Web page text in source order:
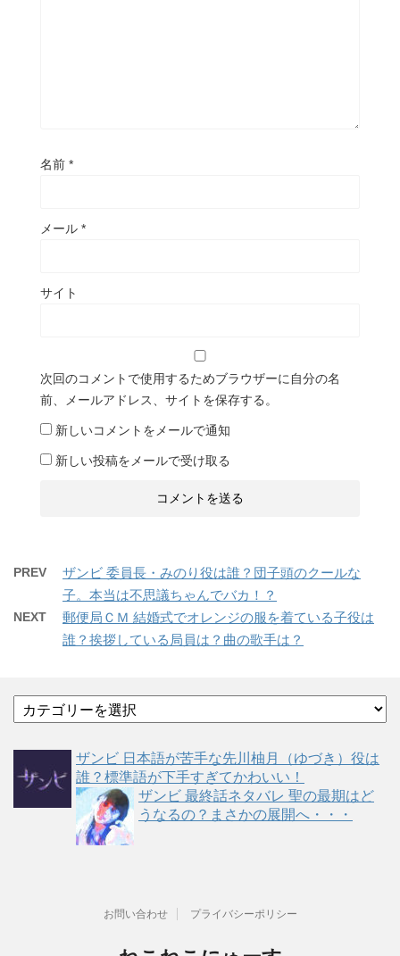
名前 *
メール *
サイト
次回のコメントで使用するためブラウザーに自分の名
前、メールアドレス、サイトを保存する。
新しいコメントをメールで通知
新しい投稿をメールで受け取る
PREV
ザンビ 委員長・みのり役は誰？団子頭のクールな
子。本当は不思議ちゃんでバカ！？
NEXT
郵便局ＣＭ 結婚式でオレンジの服を着ている子役は
誰？挨拶している局員は？曲の歌手は？
テ
ー
ザンビ 日本語が苦手な先川柚月（ゆづき）役は
誰？標準語が下手すぎてかわいい！
ザンビ 最終話ネタバレ 聖の最期はど
うなるの？まさかの展開へ・・・
お問い合わせ プライバシーポリシー